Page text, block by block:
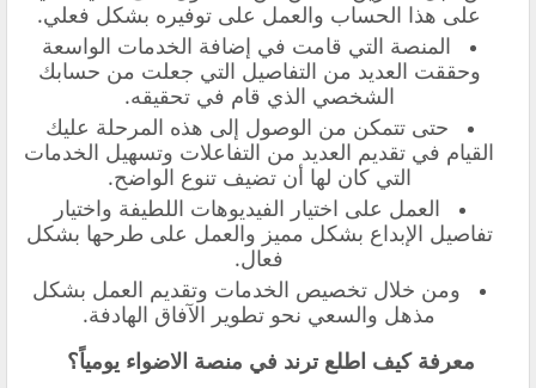
على هذا الحساب والعمل على توفيره بشكل فعلي.
المنصة التي قامت في إضافة الخدمات الواسعة
وحققت العديد من التفاصيل التي جعلت من حسابك
الشخصي الذي قام في تحقيقه.
حتى تتمكن من الوصول إلى هذه المرحلة عليك
القيام في تقديم العديد من التفاعلات وتسهيل الخدمات
التي كان لها أن تضيف تنوع الواضح.
العمل على اختيار الفيديوهات اللطيفة واختيار
تفاصيل الإبداع بشكل مميز والعمل على طرحها بشكل
فعال.
ومن خلال تخصيص الخدمات وتقديم العمل بشكل
مذهل والسعي نحو تطوير الآفاق الهادفة.
معرفة كيف اطلع ترند في منصة الاضواء يومياً؟